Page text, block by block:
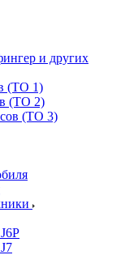
и других
(ТО 1)
(ТО 2)
(ТО 3)